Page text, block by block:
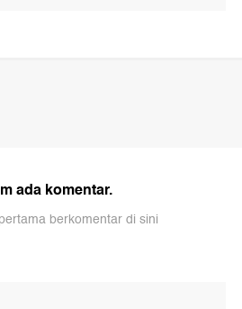
ada komentar.
berkomentar di sini